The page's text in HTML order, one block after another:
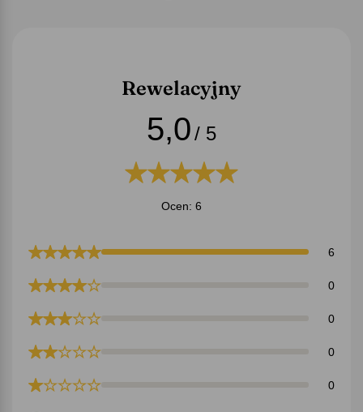
Rewelacyjny
5,0/ 5
Ocen: 6
6
0
0
0
0